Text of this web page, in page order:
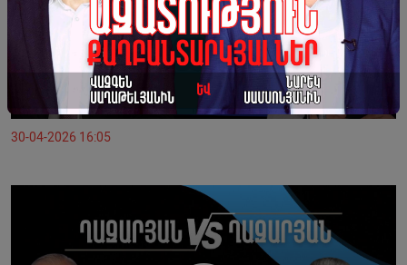
30-04-2026 16:05